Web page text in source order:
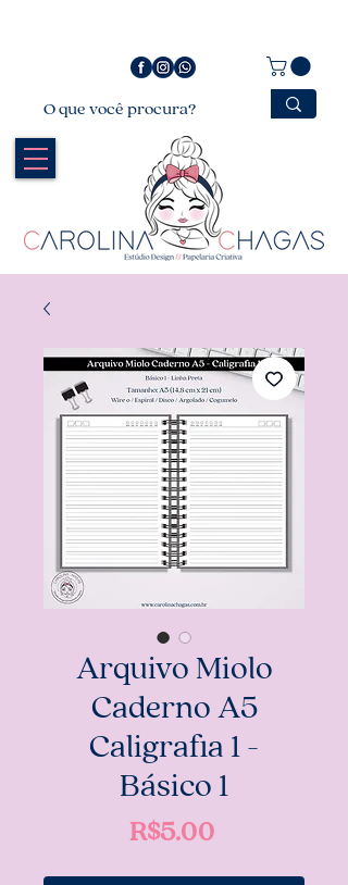
Arquivo Miolo
Caderno A5
Caligrafia 1 -
Básico 1
R$5.00Price